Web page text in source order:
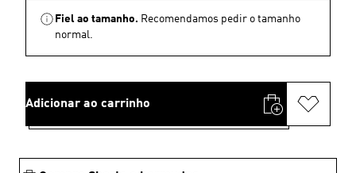
Fiel ao tamanho. Recomendamos pedir o tamanho
normal.
Adicionar ao carrinho